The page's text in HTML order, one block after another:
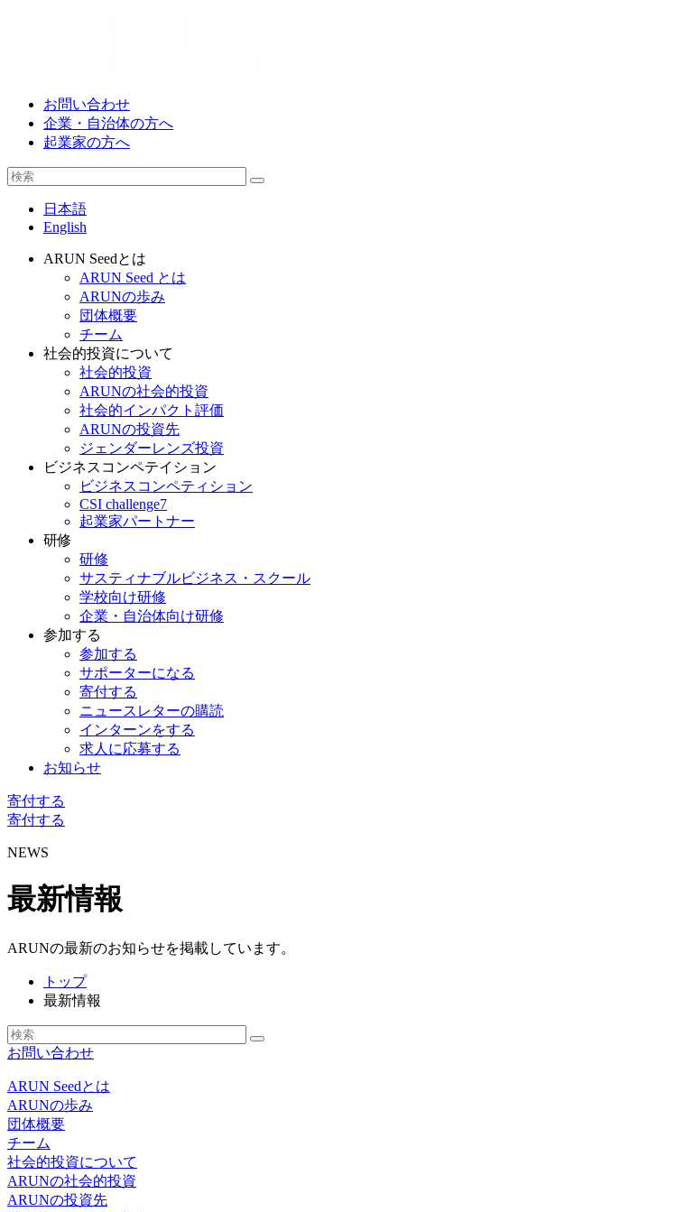
お問い合わせ
企業・自治体の方へ
起業家の方へ
日本語
English
ARUN Seedとは
ARUN Seed とは
ARUNの歩み
団体概要
チーム
社会的投資について
社会的投資
ARUNの社会的投資
社会的インパクト評価
ARUNの投資先
ジェンダーレンズ投資
ビジネスコンペテイション
ビジネスコンペティション
CSI challenge7
起業家パートナー
研修
研修
サスティナブルビジネス・スクール
学校向け研修
企業・自治体向け研修
参加する
参加する
サポーターになる
寄付する
ニュースレターの購読
インターンをする
求人に応募する
お知らせ
寄付する
寄付する
NEWS
最新情報
ARUNの最新のお知らせを掲載しています。
トップ
最新情報
お問い合わせ
ARUN Seedとは
ARUNの歩み
団体概要
チーム
社会的投資について
ARUNの社会的投資
ARUNの投資先